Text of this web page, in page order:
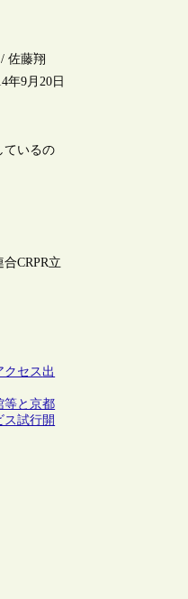
/ 佐藤翔
年9月20日
ているの
CRPR立
クセス出
等と京都
ス試行開